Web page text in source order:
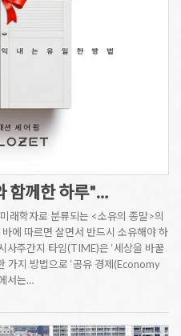
함께한 하루"…
래학자로 분류되는 <소유의 종말>의
에 따르면 살면서 반드시 소유해야 하
사주간지 타임(TIME)은 ‘세상을 바꿀
가지 방법으로 ‘공유 경제(Economy
서는…